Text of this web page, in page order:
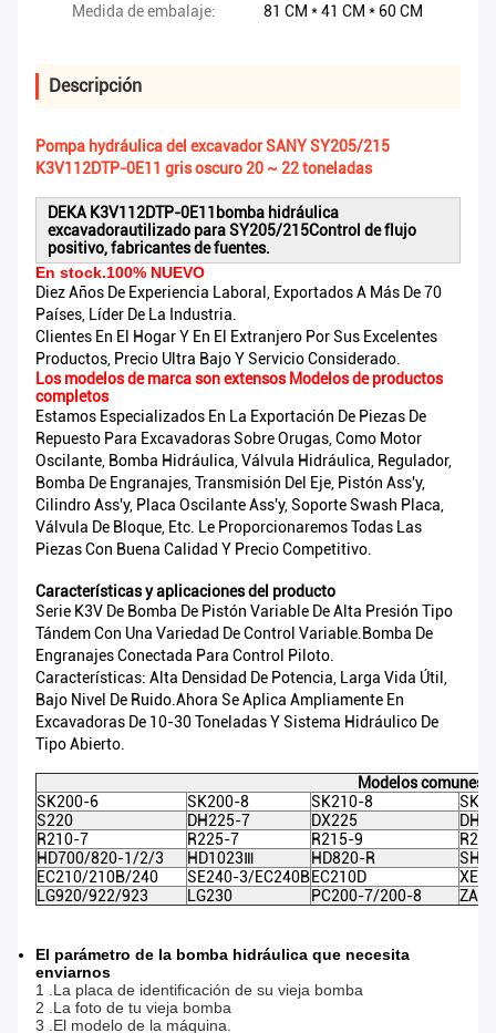
Medida de embalaje: 81 CM * 41 CM * 60 CM
Descripción
Pompa hydráulica del excavador SANY SY205/215
K3V112DTP-0E11 gris oscuro 20 ~ 22 toneladas
DEKA K3V112DTP-0E11 bomba hidráulica
excavadorautilizado para SY205/215Control de flujo
positivo, fabricantes de fuentes.
En stock.100% NUEVO
Diez Años De Experiencia Laboral, Exportados A Más De 70
Países, Líder De La Industria.
Clientes En El Hogar Y En El Extranjero Por Sus Excelentes
Productos, Precio Ultra Bajo Y Servicio Considerado.
Los modelos de marca son extensos Modelos de productos
completos
Estamos Especializados En La Exportación De Piezas De
Repuesto Para Excavadoras Sobre Orugas, Como Motor
Oscilante, Bomba Hidráulica, Válvula Hidráulica, Regulador,
Bomba De Engranajes, Transmisión Del Eje, Pistón Ass'y,
Cilindro Ass'y, Placa Oscilante Ass'y, Soporte Swash Placa,
Válvula De Bloque, Etc. Le Proporcionaremos Todas Las
Piezas Con Buena Calidad Y Precio Competitivo.
Características y aplicaciones del producto
Serie K3V De Bomba De Pistón Variable De Alta Presión Tipo
Tándem Con Una Variedad De Control Variable.Bomba De
Engranajes Conectada Para Control Piloto.
Características: Alta Densidad De Potencia, Larga Vida Útil,
Bajo Nivel De Ruido.Ahora Se Aplica Ampliamente En
Excavadoras De 10-30 Toneladas Y Sistema Hidráulico De
Tipo Abierto.
Modelos comunes
SK200-6
SK200-8 SK210-8
S220
DH225-7 DX225
R210-7
R225-7 R215-9
HD700/820-1/2/3
HD1023Ⅲ HD820-R
EC210/210B/240
SE240-3/EC240BEC210D
LG920/922/923
LG230 PC200-7/200-8
El parámetro de la bomba hidráulica que necesita
enviarnos
1 .La placa de identificación de su vieja bomba
2 .La foto de tu vieja bomba
3 .El modelo de la máquina.